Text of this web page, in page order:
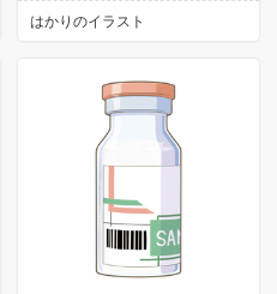
はかりのイラスト